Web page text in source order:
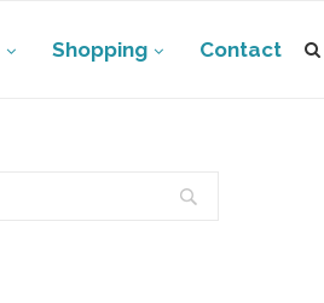
Shopping Contact